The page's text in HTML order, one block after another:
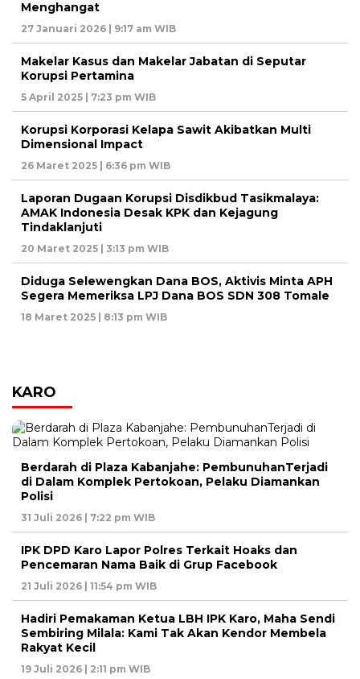
Menghangat
27 Januari 2026 | 9:17 am WIB
Makelar Kasus dan Makelar Jabatan di Seputar
Korupsi Pertamina
5 April 2025 | 7:23 pm WIB
Korupsi Korporasi Kelapa Sawit Akibatkan Multi
Dimensional Impact
26 Maret 2025 | 6:36 pm WIB
Laporan Dugaan Korupsi Disdikbud Tasikmalaya:
AMAK Indonesia Desak KPK dan Kejagung
Tindaklanjuti
20 Maret 2025 | 3:13 pm WIB
Diduga Selewengkan Dana BOS, Aktivis Minta APH
Segera Memeriksa LPJ Dana BOS SDN 308 Tomale
18 Maret 2025 | 8:13 pm WIB
KARO
Berdarah di Plaza Kabanjahe: PembunuhanTerjadi
di Dalam Komplek Pertokoan, Pelaku Diamankan
Polisi
31 Juli 2026 | 7:22 pm WIB
IPK DPD Karo Lapor Polres Terkait Hoaks dan
Pencemaran Nama Baik di Grup Facebook
21 Juli 2026 | 11:54 pm WIB
Hadiri Pemakaman Ketua LBH IPK Karo, Maha Sendi
Sembiring Milala: Kami Tak Akan Kendor Membela
Rakyat Kecil
19 Juli 2026 | 2:11 pm WIB